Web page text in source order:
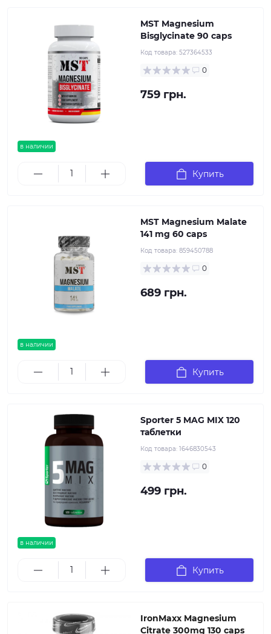
в наличии
MST Magnesium
Bisglycinate 90 caps
Код товара: 527364533
0
759 грн.
Купить
в наличии
MST Magnesium Malate
141 mg 60 caps
Код товара: 859450788
0
689 грн.
Купить
в наличии
Sporter 5 MAG MIX 120
таблетки
Код товара: 1646830543
0
499 грн.
Купить
IronMaxx Magnesium
Citrate 300mg 130 caps